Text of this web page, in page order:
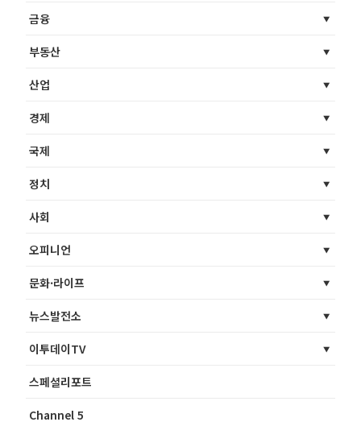
금융
부동산
산업
경제
국제
정치
사회
오피니언
문화·라이프
뉴스발전소
이투데이TV
스페셜리포트
Channel 5